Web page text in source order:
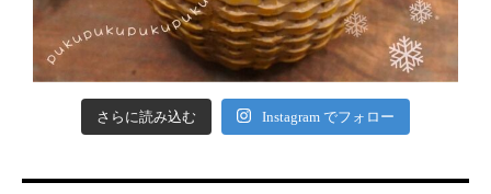
さらに読み込む Instagram でフォロー